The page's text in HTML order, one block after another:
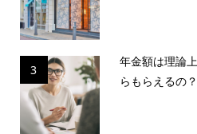
3
年金額は理論
らもらえるの？